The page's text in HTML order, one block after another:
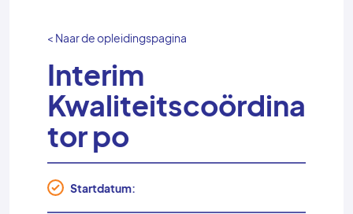
< Naar de opleidingspagina
Interim
Kwaliteitscoördina
tor po
Startdatum: